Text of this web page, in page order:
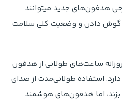
هدفون‌های جدید میتوانند
گوش دادن و وضعیت کلی سلامت
ساعت‌های طولانی از هدفون
استفاده طولانی‌مدت از صدای
بزند، اما هدفون‌های هوشمند